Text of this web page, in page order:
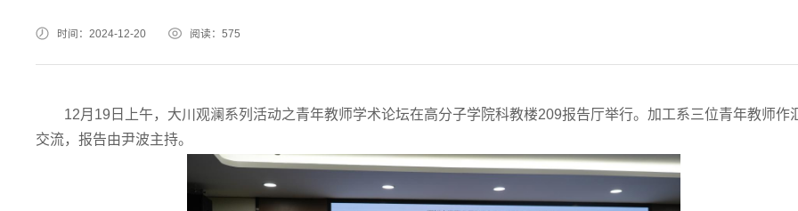
时间：2024-12-20 阅读： 575
12月19日上午，大川观澜系列活动之青年教师学术论坛在高分子学院科教楼209报告厅举行。加工系三位青年教师作
交流，报告由尹波主持。